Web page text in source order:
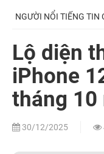
NGƯỜI NỔI TIẾNG TIN
Lộ diện
iPhone
tháng 10
30/12/2025